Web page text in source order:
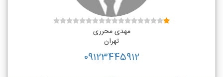
مهدی محرری
تهران
09123445912